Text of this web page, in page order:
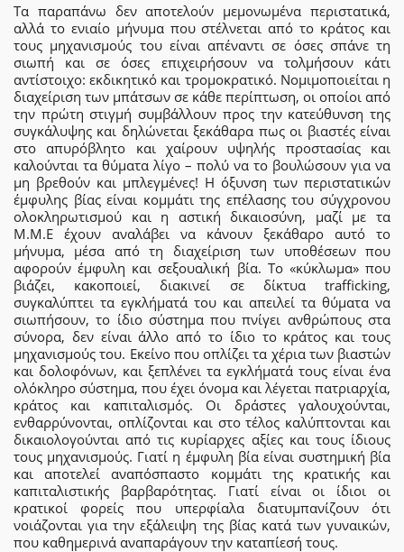
Τα παραπάνω δεν αποτελούν μεμονωμένα περιστατικά,
αλλά το ενιαίο μήνυμα που στέλνεται από το κράτος και
τους μηχανισμούς του είναι απέναντι σε όσες σπάνε τη
σιωπή και σε όσες επιχειρήσουν να τολμήσουν κάτι
αντίστοιχο: εκδικητικό και τρομοκρατικό. Νομιμοποιείται η
διαχείριση των μπάτσων σε κάθε περίπτωση, οι οποίοι από
την πρώτη στιγμή συμβάλλουν προς την κατεύθυνση της
συγκάλυψης και δηλώνεται ξεκάθαρα πως οι βιαστές είναι
στο απυρόβλητο και χαίρουν υψηλής προστασίας και
καλούνται τα θύματα λίγο – πολύ να το βουλώσουν για να
μη βρεθούν και μπλεγμένες! Η όξυνση των περιστατικών
έμφυλης βίας είναι κομμάτι της επέλασης του σύγχρονου
ολοκληρωτισμού και η αστική δικαιοσύνη, μαζί με τα
Μ.Μ.Ε έχουν αναλάβει να κάνουν ξεκάθαρο αυτό το
μήνυμα, μέσα από τη διαχείριση των υποθέσεων που
αφορούν έμφυλη και σεξουαλική βία. Το «κύκλωμα» που
βιάζει, κακοποιεί, διακινεί σε δίκτυα trafficking,
συγκαλύπτει τα εγκλήματά του και απειλεί τα θύματα να
σιωπήσουν, το ίδιο σύστημα που πνίγει ανθρώπους στα
σύνορα, δεν είναι άλλο από το ίδιο το κράτος και τους
μηχανισμούς του. Εκείνο που οπλίζει τα χέρια των βιαστών
και δολοφόνων, και ξεπλένει τα εγκλήματά τους είναι ένα
ολόκληρο σύστημα, που έχει όνομα και λέγεται πατριαρχία,
κράτος και καπιταλισμός. Οι δράστες γαλουχούνται,
ενθαρρύνονται, οπλίζονται και στο τέλος καλύπτονται και
δικαιολογούνται από τις κυρίαρχες αξίες και τους ίδιους
τους μηχανισμούς. Γιατί η έμφυλη βία είναι συστημική βία
και αποτελεί αναπόσπαστο κομμάτι της κρατικής και
καπιταλιστικής βαρβαρότητας. Γιατί είναι οι ίδιοι οι
κρατικοί φορείς που υπερφίαλα διατυμπανίζουν ότι
νοιάζονται για την εξάλειψη της βίας κατά των γυναικών,
που καθημερινά αναπαράγουν την καταπίεσή τους.